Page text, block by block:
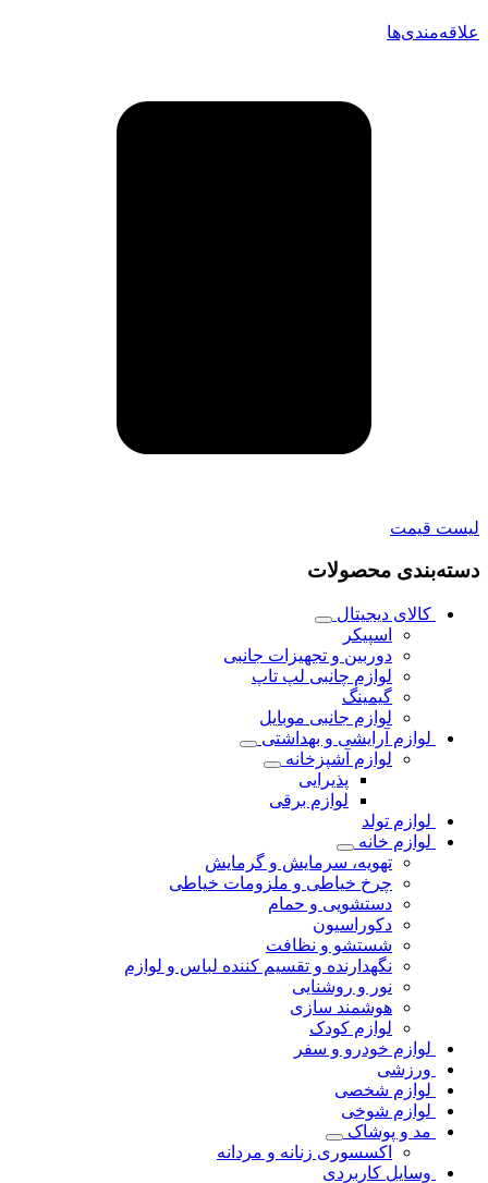
علاقه‌مندی‌ها
لیست قیمت
دسته‌بندی محصولات
کالای دیجیتال
اسپیکر
دوربین و تجهیزات جانبی
لوازم چانبی لپ تاپ
گیمینگ
لوازم جانبی موبایل
لوازم آرایشی و بهداشتی
لوازم آشپزخانه
پذیرایی
لوازم برقی
لوازم تولد
لوازم خانه
تهویه، سرمایش و گرمایش
چرخ خیاطی و ملزومات خیاطی
دستشویی و حمام
دکوراسیون
شستشو و نظافت
نگهدارنده و تقسیم کننده لباس و لوازم
نور و روشنایی
هوشمند سازی
لوازم کودک
لوازم خودرو و سفر
ورزشی
لوازم شخصی
لوازم شوخی
مد و پوشاک
اکسسوری زنانه و مردانه
وسایل کاربردی